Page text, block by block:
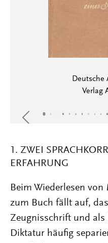
Deutsche
Verlag
Previous
1. ZWEI
ERFAHRUNG
Beim Wiederlesen von
zum Buch fällt auf,
Zeugnisschrift und als
Diktatur häufig